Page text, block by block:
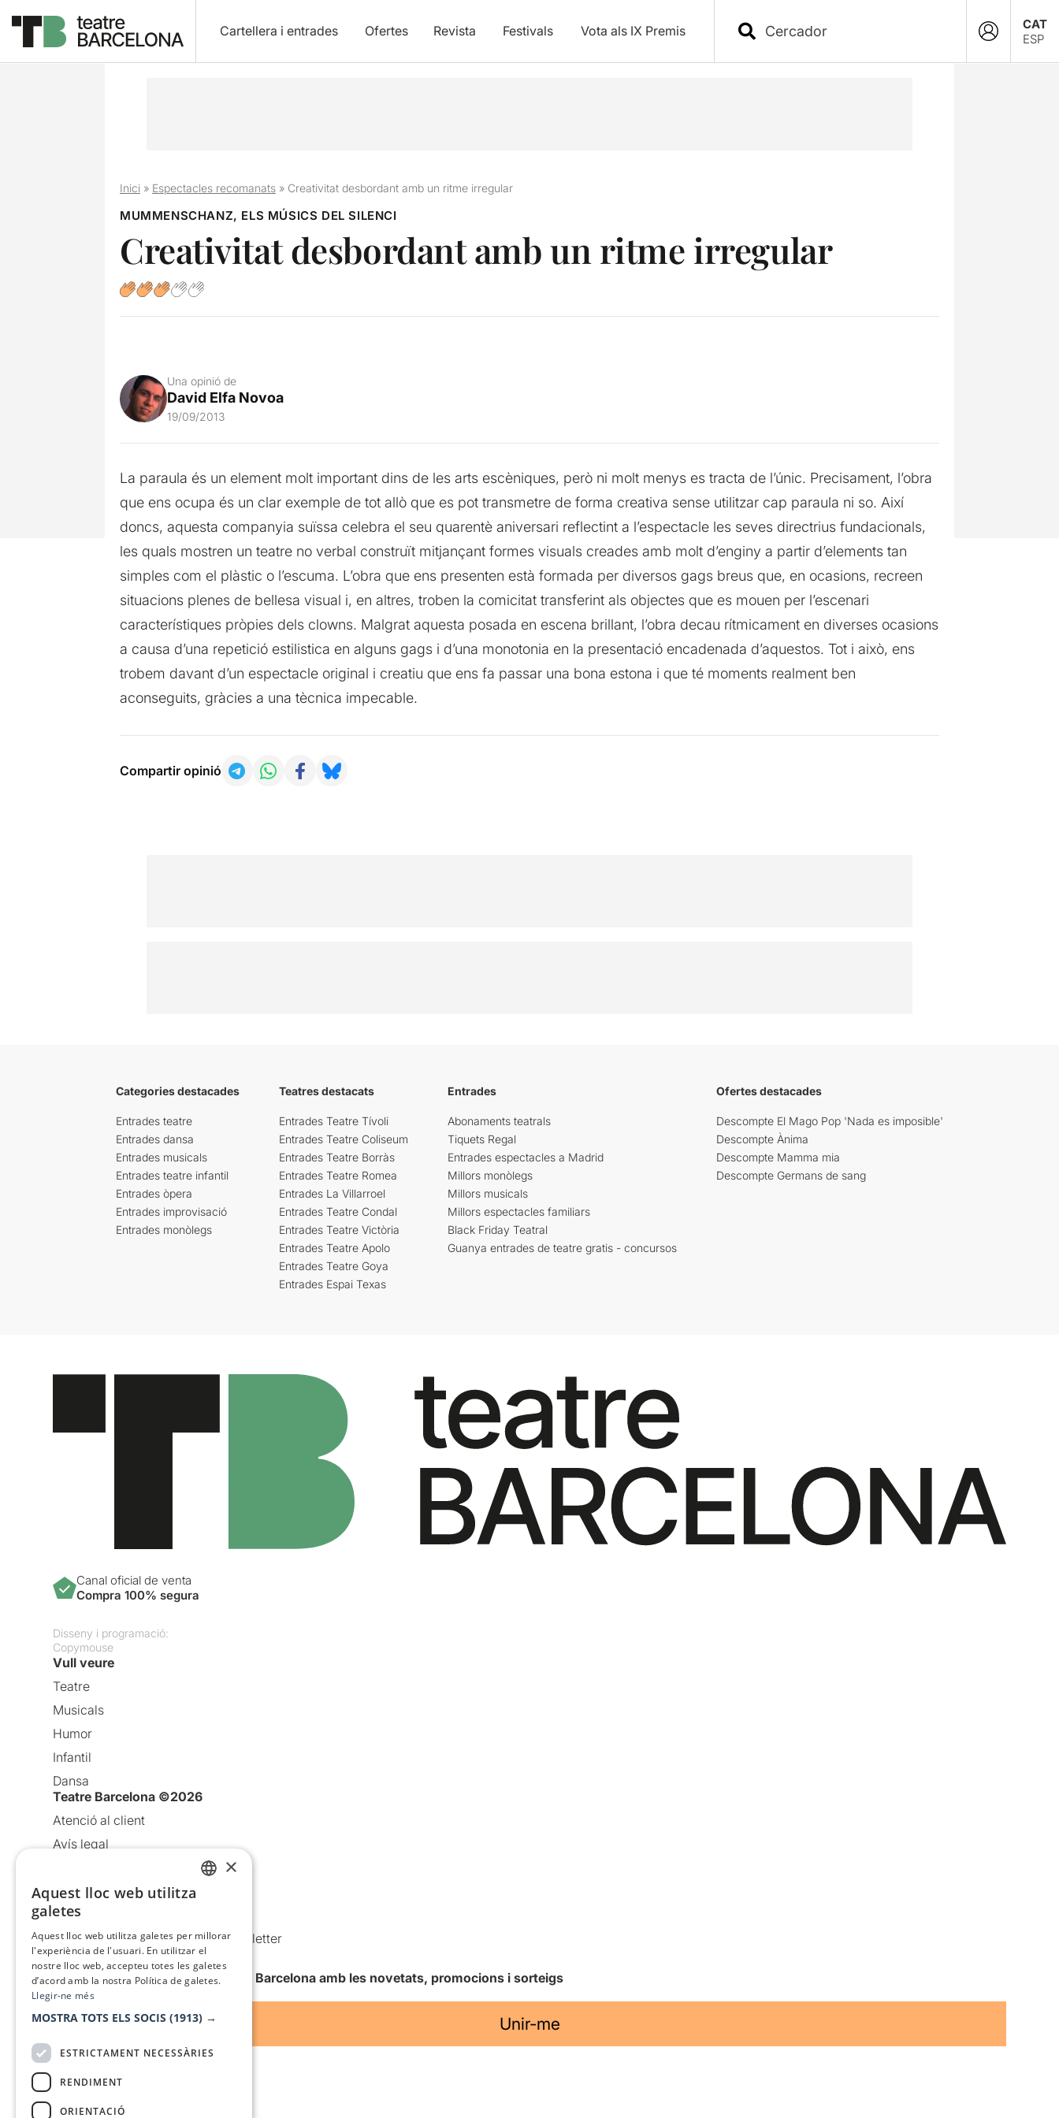
Cartellera i entrades Ofertes Revista Festivals Vota als IX Premis
CAT
ESP
Inici» Espectacles recomanats» Creativitat desbordant amb un ritme irregular
MUMMENSCHANZ, ELS MÚSICS DEL SILENCI
Creativitat desbordant amb un ritme irregular
Una opinió de
David Elfa Novoa
19/09/2013
La paraula és un element molt important dins de les arts escèniques, però ni molt menys es tracta de l’únic. Precisament, l’obra
que ens ocupa és un clar exemple de tot allò que es pot transmetre de forma creativa sense utilitzar cap paraula ni so. Així
doncs, aquesta companyia suïssa celebra el seu quarentè aniversari reflectint a l’espectacle les seves directrius fundacionals,
les quals mostren un teatre no verbal construït mitjançant formes visuals creades amb molt d’enginy a partir d’elements tan
simples com el plàstic o l’escuma. L’obra que ens presenten està formada per diversos gags breus que, en ocasions, recreen
situacions plenes de bellesa visual i, en altres, troben la comicitat transferint als objectes que es mouen per l’escenari
característiques pròpies dels clowns. Malgrat aquesta posada en escena brillant, l’obra decau rítmicament en diverses ocasions
a causa d’una repetició estilistica en alguns gags i d’una monotonia en la presentació encadenada d’aquestos. Tot i això, ens
trobem davant d’un espectacle original i creatiu que ens fa passar una bona estona i que té moments realment ben
aconseguits, gràcies a una tècnica impecable.
Compartir opinió
Categories destacades
Entrades teatre
Entrades dansa
Entrades musicals
Entrades teatre infantil
Entrades òpera
Entrades improvisació
Entrades monòlegs
Teatres destacats
Entrades Teatre Tívoli
Entrades Teatre Coliseum
Entrades Teatre Borràs
Entrades Teatre Romea
Entrades La Villarroel
Entrades Teatre Condal
Entrades Teatre Victòria
Entrades Teatre Apolo
Entrades Teatre Goya
Entrades Espai Texas
Entrades
Abonaments teatrals
Tiquets Regal
Entrades espectacles a Madrid
Millors monòlegs
Millors musicals
Millors espectacles familiars
Black Friday Teatral
Guanya entrades de teatre gratis - concursos
Ofertes destacades
Descompte El Mago Pop 'Nada es imposible'
Descompte Ànima
Descompte Mamma mia
Descompte Germans de sang
Canal oficial de venta
Compra 100% segura
Disseny i programació:
Copymouse
Vull veure
Teatre
Musicals
Humor
Infantil
Dansa
Teatre Barcelona ©2026
Atenció al client
Avís legal
Política de cookies
Condicions d’ús
Comunicacions comercials i Newsletter
Anuncia’t
Vull rebre la newsletter de Teatre Barcelona amb les novetats, promocions i sorteigs
Unir-me
×
Aquest lloc web utilitza
galetes
Aquest lloc web utilitza galetes per millorar
l'experiència de l'usuari. En utilitzar el
nostre lloc web, accepteu totes les galetes
d’acord amb la nostra Política de galetes.
Llegir-ne més
MOSTRA TOTS ELS SOCIS (1913) →
ESTRICTAMENT NECESSÀRIES
RENDIMENT
ORIENTACIÓ